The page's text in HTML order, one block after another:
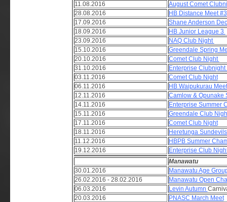
11.08.2016
August Comet
28.08.2016
HB Distance Meet #3
17.09.2016
Shane Anderson
18.09.2016
HB Junior League 3
23.09.2016
NAQ Club Night
15.10.2016
Greendale Spring
20.10.2016
Comet Club Night
31.10.2016
Enterprise Clubnight
03.11.2016
Comet Club Night
06.11.2016
HB Waipukurau
12.11.2016
Camlow & Opunake
14.11.2016
Enterprise Summer
15.11.2016
Greendale Club
17.11.2016
Comet Club Night
18.11.2016
Heretunga
11.12.2016
HBPB Summer
19.12.2016
Enterprise Club
Manawatu
30.01.2016
Manawatu Age
26.02.2016 - 28.02.2016
Manawatu Open
06.03.2016
Levin Autumn
20.03.2016
PNASC March Meet